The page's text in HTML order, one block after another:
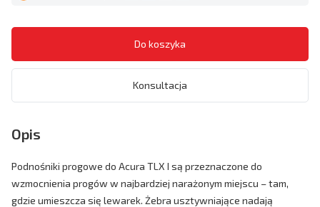
Konsultacja
Opis
Podnośniki progowe do Acura TLX I są przeznaczone do
wzmocnienia progów w najbardziej narażonym miejscu – tam,
gdzie umieszcza się lewarek. Żebra usztywniające nadają